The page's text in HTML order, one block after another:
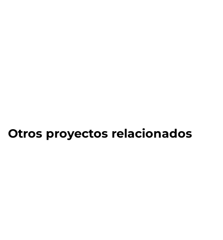
Otros proyectos relacionados